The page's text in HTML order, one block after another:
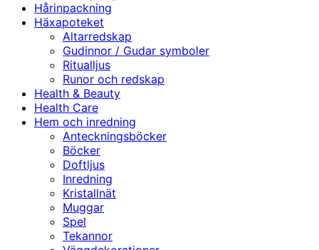
Hårinpackning
Häxapoteket
Altarredskap
Gudinnor / Gudar symboler
Ritualljus
Runor och redskap
Health & Beauty
Health Care
Hem och inredning
Anteckningsböcker
Böcker
Doftljus
Inredning
Kristallnät
Muggar
Spel
Tekannor